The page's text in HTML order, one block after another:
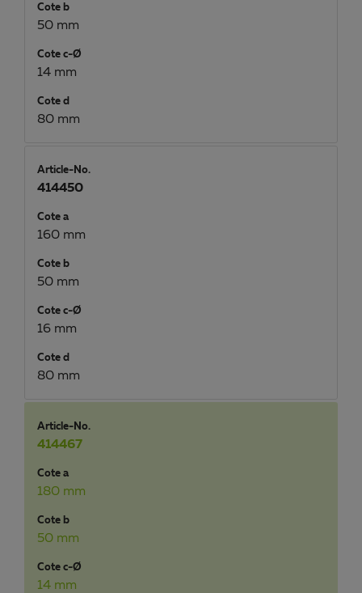
Cote b
50 mm
Cote c-Ø
14 mm
Cote d
80 mm
Article-No.
414450
Cote a
160 mm
Cote b
50 mm
Cote c-Ø
16 mm
Cote d
80 mm
Article-No.
414467
Cote a
180 mm
Cote b
50 mm
Cote c-Ø
14 mm